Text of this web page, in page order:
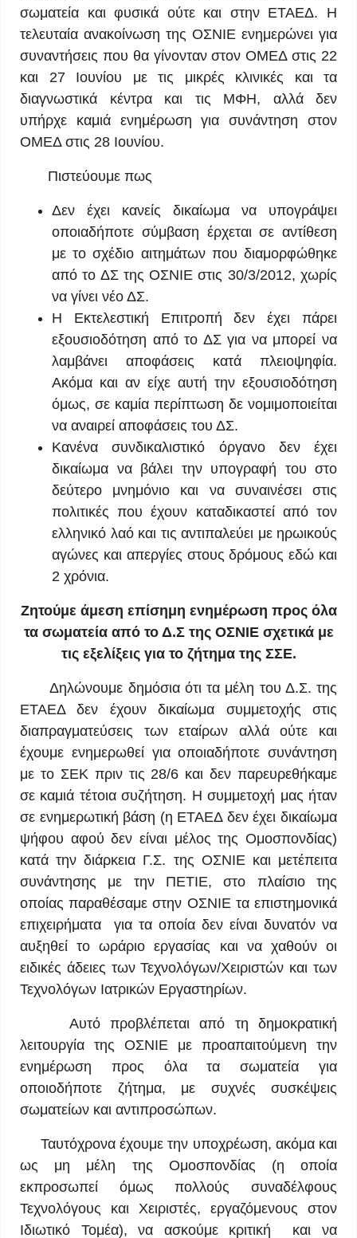
σωματεία και φυσικά ούτε και στην ΕΤΑΕΔ. Η
τελευταία ανακοίνωση της ΟΣΝΙΕ ενημερώνει για
συναντήσεις που θα γίνονταν στον ΟΜΕΔ στις 22
και 27 Ιουνίου με τις μικρές κλινικές και τα
διαγνωστικά κέντρα και τις ΜΦΗ, αλλά δεν
υπήρχε καμιά ενημέρωση για συνάντηση στον
ΟΜΕΔ στις 28 Ιουνίου.
Πιστεύουμε πως
Δεν έχει κανείς δικαίωμα να υπογράψει
οποιαδήποτε σύμβαση έρχεται σε αντίθεση
με το σχέδιο αιτημάτων που διαμορφώθηκε
από το ΔΣ της ΟΣΝΙΕ στις 30/3/2012, χωρίς
να γίνει νέο ΔΣ.
Η Εκτελεστική Επιτροπή δεν έχει πάρει
εξουσιοδότηση από το ΔΣ για να μπορεί να
λαμβάνει αποφάσεις κατά πλειοψηφία.
Ακόμα και αν είχε αυτή την εξουσιοδότηση
όμως, σε καμία περίπτωση δε νομιμοποιείται
να αναιρεί αποφάσεις του ΔΣ.
Κανένα συνδικαλιστικό όργανο δεν έχει
δικαίωμα να βάλει την υπογραφή του στο
δεύτερο μνημόνιο και να συναινέσει στις
πολιτικές που έχουν καταδικαστεί από τον
ελληνικό λαό και τις αντιπαλεύει με ηρωικούς
αγώνες και απεργίες στους δρόμους εδώ και
2 χρόνια.
Ζητούμε άμεση επίσημη ενημέρωση προς όλα
τα σωματεία από το Δ.Σ της ΟΣΝΙΕ σχετικά με
τις εξελίξεις για το ζήτημα της ΣΣΕ.
Δηλώνουμε δημόσια ότι τα μέλη του Δ.Σ. της
ΕΤΑΕΔ δεν έχουν δικαίωμα συμμετοχής στις
διαπραγματεύσεις των εταίρων αλλά ούτε και
έχουμε ενημερωθεί για οποιαδήποτε συνάντηση
με το ΣΕΚ πριν τις 28/6 και δεν παρευρεθήκαμε
σε καμιά τέτοια συζήτηση. Η συμμετοχή μας ήταν
σε ενημερωτική βάση (η ΕΤΑΕΔ δεν έχει δικαίωμα
ψήφου αφού δεν είναι μέλος της Ομοσπονδίας)
κατά την διάρκεια Γ.Σ. της ΟΣΝΙΕ και μετέπειτα
συνάντησης με την ΠΕΤΙΕ, στο πλαίσιο της
οποίας παραθέσαμε στην ΟΣΝΙΕ τα επιστημονικά
επιχειρήματα για τα οποία δεν είναι δυνατόν να
αυξηθεί το ωράριο εργασίας και να χαθούν οι
ειδικές άδειες των Τεχνολόγων/Χειριστών και των
Τεχνολόγων Ιατρικών Εργαστηρίων.
Αυτό προβλέπεται από τη δημοκρατική
λειτουργία της ΟΣΝΙΕ με προαπαιτούμενη την
ενημέρωση προς όλα τα σωματεία για
οποιοδήποτε ζήτημα, με συχνές συσκέψεις
σωματείων και αντιπροσώπων.
Ταυτόχρονα έχουμε την υποχρέωση, ακόμα και
ως μη μέλη της Ομοσπονδίας (η οποία
εκπροσωπεί όμως πολλούς συναδέλφους
Τεχνολόγους και Χειριστές, εργαζόμενους στον
Ιδιωτικό Τομέα), να ασκούμε κριτική και να